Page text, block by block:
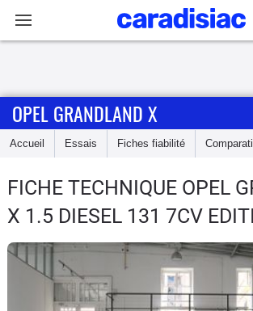
Accueil
Essais
Guide
d'achat
Electriques
OPEL GRANDLAND X
Accueil Essais Fiches fiabilité
FICHE TECHNIQUE OPEL
X 1.5 DIESEL 131 7CV